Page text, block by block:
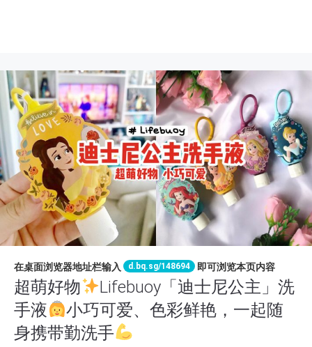
在桌面浏览器地址栏输入 d.bq.sg/148694 即可浏览本页内容
超萌好物
Lifebuoy「迪士尼公主」洗
手液
小巧可爱、色彩鲜艳，一起随
身携带勤洗手